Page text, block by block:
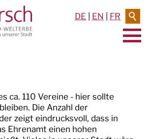
DE EN FR
ca. 110 Vereine - hier sollte
Die Anzahl der
zeigt eindrucksvoll, dass in
Ehrenamt einen hohen